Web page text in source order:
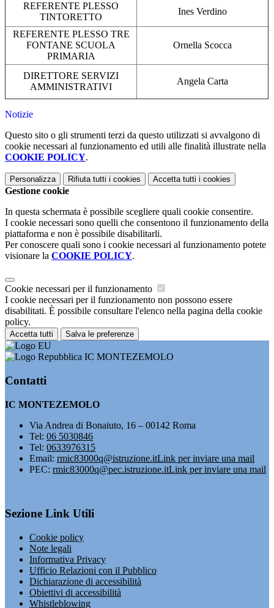
REFERENTE PLESSO
TINTORETTO
Ines Verdino
REFERENTE PLESSO TRE
FONTANE SCUOLA
PRIMARIA
Ornella Scocca
DIRETTORE SERVIZI
AMMINISTRATIVI
Angela Carta
Notizie
Questo sito o gli strumenti terzi da questo utilizzati si avvalgono di
cookie necessari al funzionamento ed utili alle finalità illustrate nella
COOKIE POLICY.
Personalizza Rifiuta tutti i cookies Accetta tutti i cookies
Gestione cookie
In questa schermata è possibile scegliere quali cookie consentire.
I cookie necessari sono quelli che consentono il funzionamento della
piattaforma e non è possibile disabilitarli.
Per conoscere quali sono i cookie necessari al funzionamento potete
visionare la COOKIE POLICY.
Cookie necessari per il funzionamento
I cookie necessari per il funzionamento non possono essere
disabilitati. È possibile consultare l'elenco nella pagina della cookie
policy.
Accetta tutti Salva le preferenze
IC MONTEZEMOLO
Contatti
IC MONTEZEMOLO
Via Andrea di Bonaiuto, 16 – 00142 Roma
Tel: 06 5030846
Tel: 0633976315
Email: rmic83000q@istruzione.itLink per inviare una mail
PEC: rmic83000q@pec.istruzione.itLink per inviare una mail
Sezione Link Utili
Cookie policy
Note legali
Informativa Privacy
Ufficio Relazioni con il Pubblico
Dichiarazione di accessibilità
Obiettivi di accessibilità
Whistleblowing